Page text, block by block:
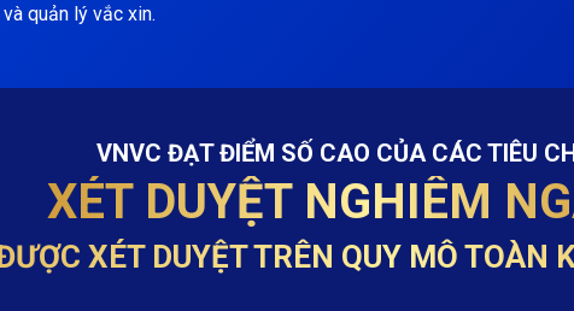
quản lý vắc xin.
VNVC ĐẠT ĐIỂM SỐ CAO CỦA CÁC TIÊU
XÉT DUYỆT NGHIÊM
XÉT DUYỆT TRÊN QUY MÔ TOÀN